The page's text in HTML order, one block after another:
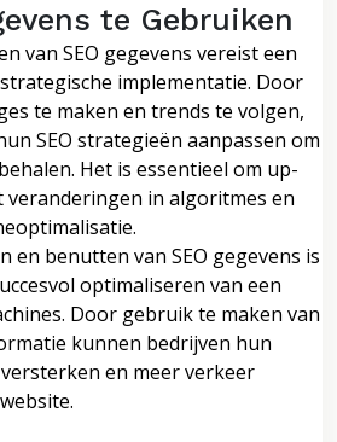
te Gebruiken
van SEO gegevens vereist een
implementatie. Door
te maken en trends te volgen,
SEO strategieën aanpassen om
Het is essentieel om up-
in algoritmes en
en benutten van SEO gegevens is
optimaliseren van een
Door gebruik te maken van
kunnen bedrijven hun
en meer verkeer